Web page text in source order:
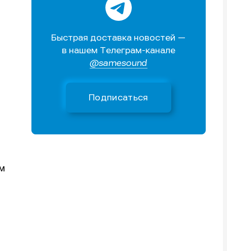
Быстрая доставка новостей —
в нашем Телеграм-канале
@samesound
Подписаться